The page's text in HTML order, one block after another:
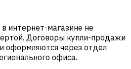
интернет-магазине не
Договоры купли-продажи
оформляются через отдел
офиса.